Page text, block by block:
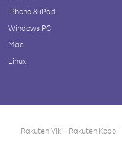
iPhone & iPad
Windows PC
Mac
Linux
Rakuten Viki Rakuten Kobo